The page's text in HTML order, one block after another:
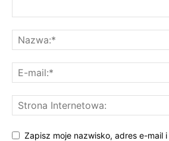
Zapisz moje nazwisko, adres e-mail